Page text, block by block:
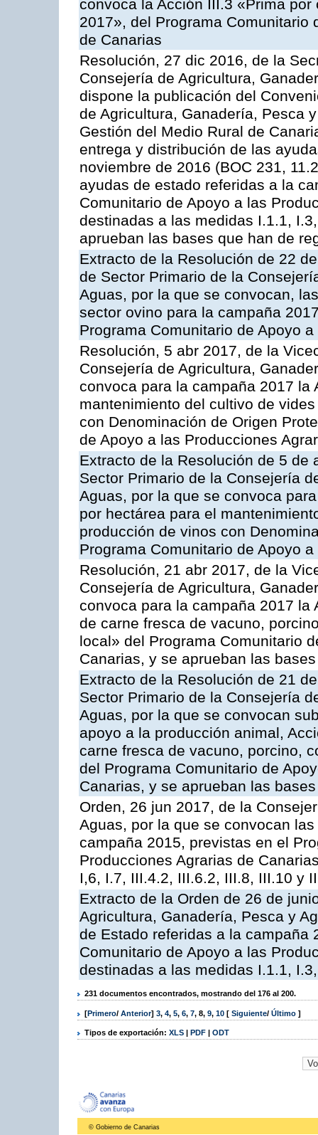
convoca la Acción III.3 «Prima
2017», del Programa Comunitario
de Canarias
Resolución, 27 dic 2016, de la
Consejería de Agricultura,
dispone la publicación del
de Agricultura, Ganadería, Pesca
Gestión del Medio Rural de
entrega y distribución de las
noviembre de 2016 (BOC 231,
ayudas de estado referidas a la
Comunitario de Apoyo a las
destinadas a las medidas I.1.1,
aprueban las bases que han de
Extracto de la Resolución de 22
de Sector Primario de la
Aguas, por la que se convocan,
sector ovino para la campaña
Programa Comunitario de Apoyo
Resolución, 5 abr 2017, de la
Consejería de Agricultura,
convoca para la campaña 2017 la
mantenimiento del cultivo de
con Denominación de Origen
de Apoyo a las Producciones
Extracto de la Resolución de 5
Sector Primario de la Consejería
Aguas, por la que se convoca
por hectárea para el
producción de vinos con
Programa Comunitario de Apoyo
Resolución, 21 abr 2017, de la
Consejería de Agricultura,
convoca para la campaña 2017
de carne fresca de vacuno,
local» del Programa Comunitario
Canarias, y se aprueban las
Extracto de la Resolución de 21
Sector Primario de la Consejería
Aguas, por la que se convocan
apoyo a la producción animal,
carne fresca de vacuno, porcino,
del Programa Comunitario de
Canarias, y se aprueban las
Orden, 26 jun 2017, de la
Aguas, por la que se convocan
campaña 2015, previstas en el
Producciones Agrarias de
I,6, I.7, III.4.2, III.6.2, III.8, III.10 y
Extracto de la Orden de 26 de
Agricultura, Ganadería, Pesca y
de Estado referidas a la campaña
Comunitario de Apoyo a las
destinadas a las medidas I.1.1,
231 documentos encontrados, mostrando del 176 al 200.
[Primero/ Anterior] 3, 4, 5, 6, 7, 8, 9, 10 [ Siguiente/ Último ]
Tipos de exportación: XLS | PDF | ODT
© Gobierno de Canarias